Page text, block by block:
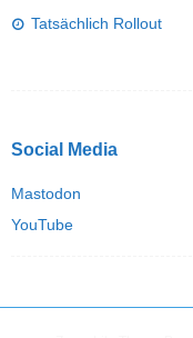
Tatsächlich Rollout
Social Media
Mastodon
YouTube